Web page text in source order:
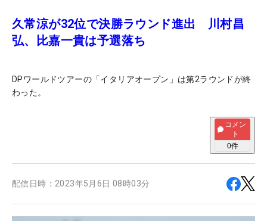
久常涼が32位で決勝ラウンド進出 川村昌
弘、比嘉一貴は予選落ち
DPワールドツアーの「イタリアオープン」は第2ラウンドが終
わった。
コメン
ト
0件
配信日時： 2023年5月6日 08時03分